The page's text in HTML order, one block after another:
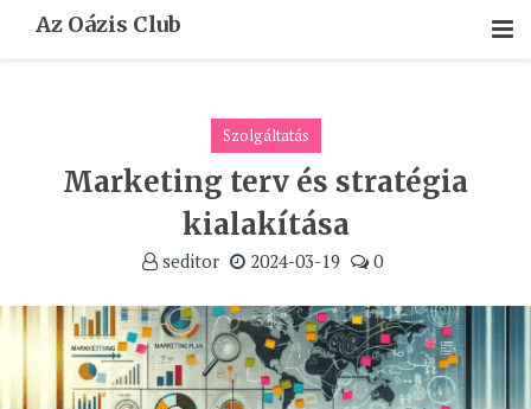
Az Oázis Club
Szolgáltatás
Marketing terv és stratégia
kialakítása
seditor 2024-03-19 0